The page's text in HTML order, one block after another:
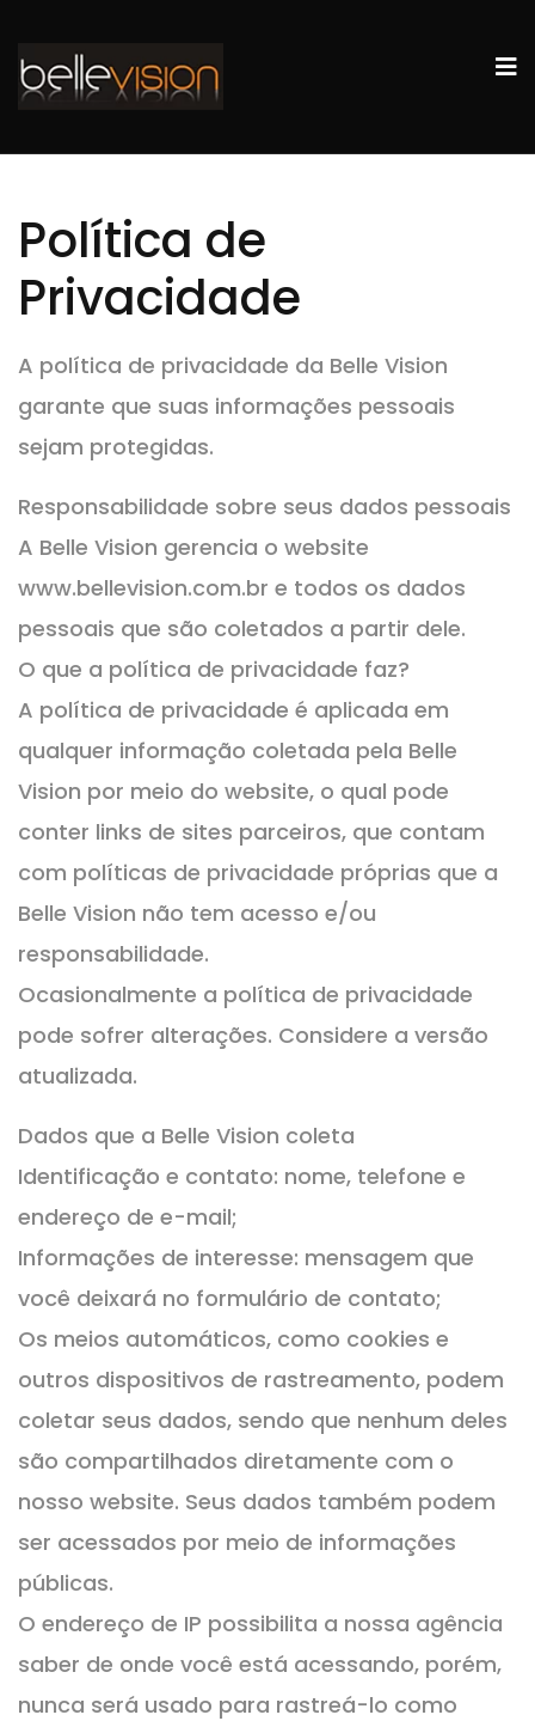
Política de
Privacidade
A política de privacidade da Belle Vision
garante que suas informações pessoais
sejam protegidas.
Responsabilidade sobre seus dados pessoais
A Belle Vision gerencia o website
www.bellevision.com.br e todos os dados
pessoais que são coletados a partir dele.
O que a política de privacidade faz?
A política de privacidade é aplicada em
qualquer informação coletada pela Belle
Vision por meio do website, o qual pode
conter links de sites parceiros, que contam
com políticas de privacidade próprias que a
Belle Vision não tem acesso e/ou
responsabilidade.
Ocasionalmente a política de privacidade
pode sofrer alterações. Considere a versão
atualizada.
Dados que a Belle Vision coleta
Identificação e contato: nome, telefone e
endereço de e-mail;
Informações de interesse: mensagem que
você deixará no formulário de contato;
Os meios automáticos, como cookies e
outros dispositivos de rastreamento, podem
coletar seus dados, sendo que nenhum deles
são compartilhados diretamente com o
nosso website. Seus dados também podem
ser acessados por meio de informações
públicas.
O endereço de IP possibilita a nossa agência
saber de onde você está acessando, porém,
nunca será usado para rastreá-lo como